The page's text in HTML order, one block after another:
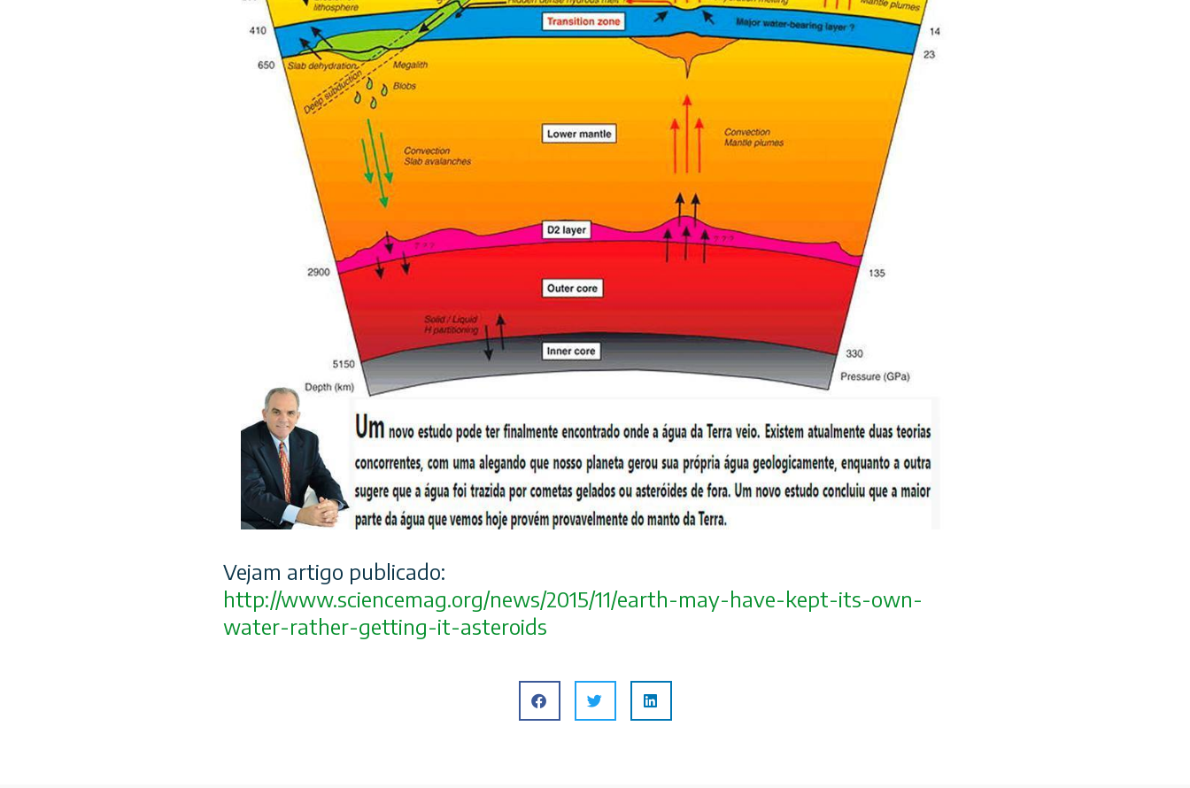
Vejam artigo publicado:
http://www.sciencemag.org/news/2015/11/earth-may-have-kept-its-own-
water-rather-getting-it-asteroids